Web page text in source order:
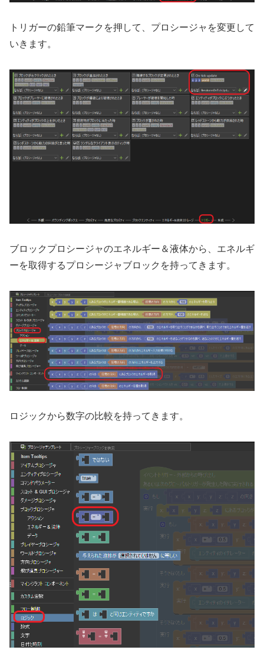
トリガーの鉛筆マークを押して、プロシージャを変更して
いきます。
ブロックプロシージャのエネルギー＆液体から、エネルギ
ーを取得するプロシージャブロックを持ってきます。
ロジックから数字の比較を持ってきます。